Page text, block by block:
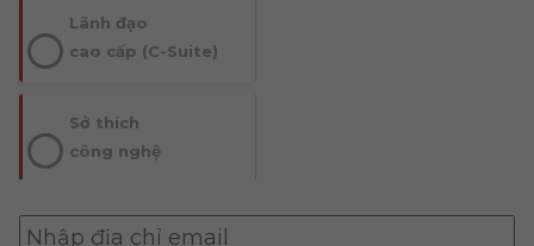
Lãnh đạo
cao cấp (C-Suite)
Sở thích
công nghệ